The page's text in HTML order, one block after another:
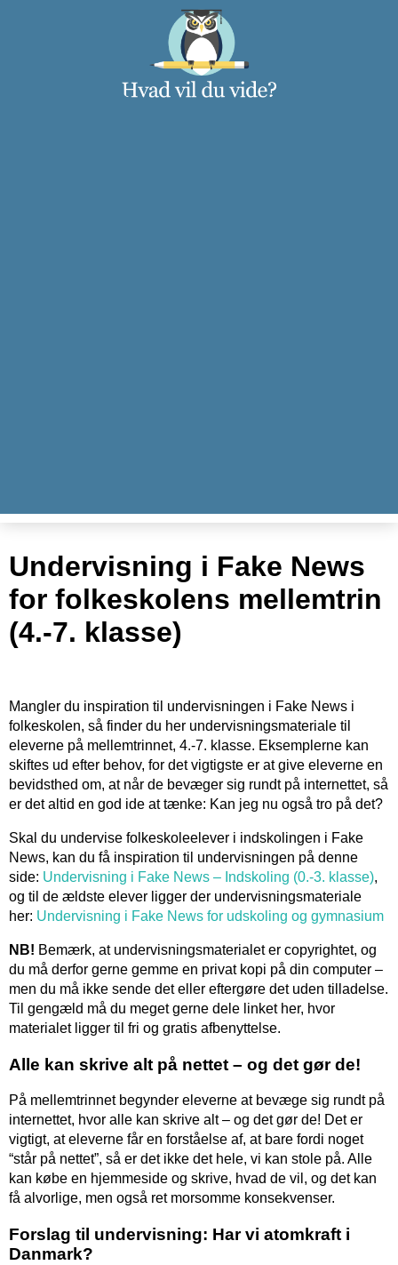
Undervisning i Fake News
for folkeskolens mellemtrin
(4.-7. klasse)
Mangler du inspiration til undervisningen i Fake News i
folkeskolen, så finder du her undervisningsmateriale til
eleverne på mellemtrinnet, 4.-7. klasse. Eksemplerne kan
skiftes ud efter behov, for det vigtigste er at give eleverne en
bevidsthed om, at når de bevæger sig rundt på internettet, så
er det altid en god ide at tænke: Kan jeg nu også tro på det?
Skal du undervise folkeskoleelever i indskolingen i Fake
News, kan du få inspiration til undervisningen på denne
side: Undervisning i Fake News – Indskoling (0.-3. klasse),
og til de ældste elever ligger der undervisningsmateriale
her: Undervisning i Fake News for udskoling og gymnasium
NB! Bemærk, at undervisningsmaterialet er copyrightet, og
du må derfor gerne gemme en privat kopi på din computer –
men du må ikke sende det eller eftergøre det uden tilladelse.
Til gengæld må du meget gerne dele linket her, hvor
materialet ligger til fri og gratis afbenyttelse.
Alle kan skrive alt på nettet – og det gør de!
På mellemtrinnet begynder eleverne at bevæge sig rundt på
internettet, hvor alle kan skrive alt – og det gør de! Det er
vigtigt, at eleverne får en forståelse af, at bare fordi noget
“står på nettet”, så er det ikke det hele, vi kan stole på. Alle
kan købe en hjemmeside og skrive, hvad de vil, og det kan
få alvorlige, men også ret morsomme konsekvenser.
Forslag til undervisning: Har vi atomkraft i
Danmark?